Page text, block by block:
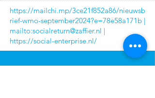
https://mailchi.mp/3ce21f852a86/nieuwsb
rief-wmo-september2024?e=78e58a171b |
mailto:socialreturn@zaffier.nl |
https://social-enterprise.nl/